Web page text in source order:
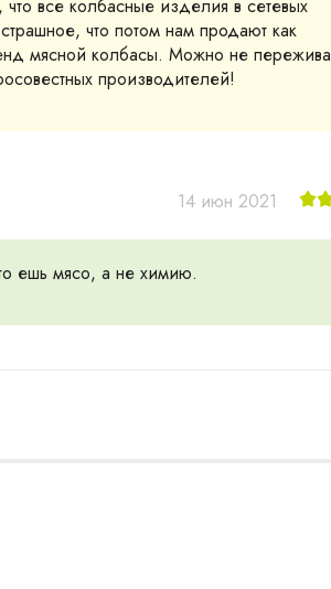
все колбасные изделия в сетевых
что потом нам продают как
мясной колбасы. Можно не
производителей!
14 июн 2021
ешь мясо, а не химию.